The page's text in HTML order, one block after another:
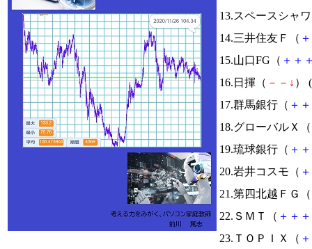
13.スペースシャ
14.三井住友Ｆ（ ＋
15.山口FG（ ＋ ＋
16.日揮（ － － ↓ ） (
17.群馬銀行（ ＋ ＋
18.グローバルＸ（
19.琉球銀行（ ＋ ＋
20.岩井コスモ（ ＋
21.第四北越ＦＧ（
22.ＳＭＴ（ ＋ ＋ ＋
23.ＴＯＰＩＸ（ ＋